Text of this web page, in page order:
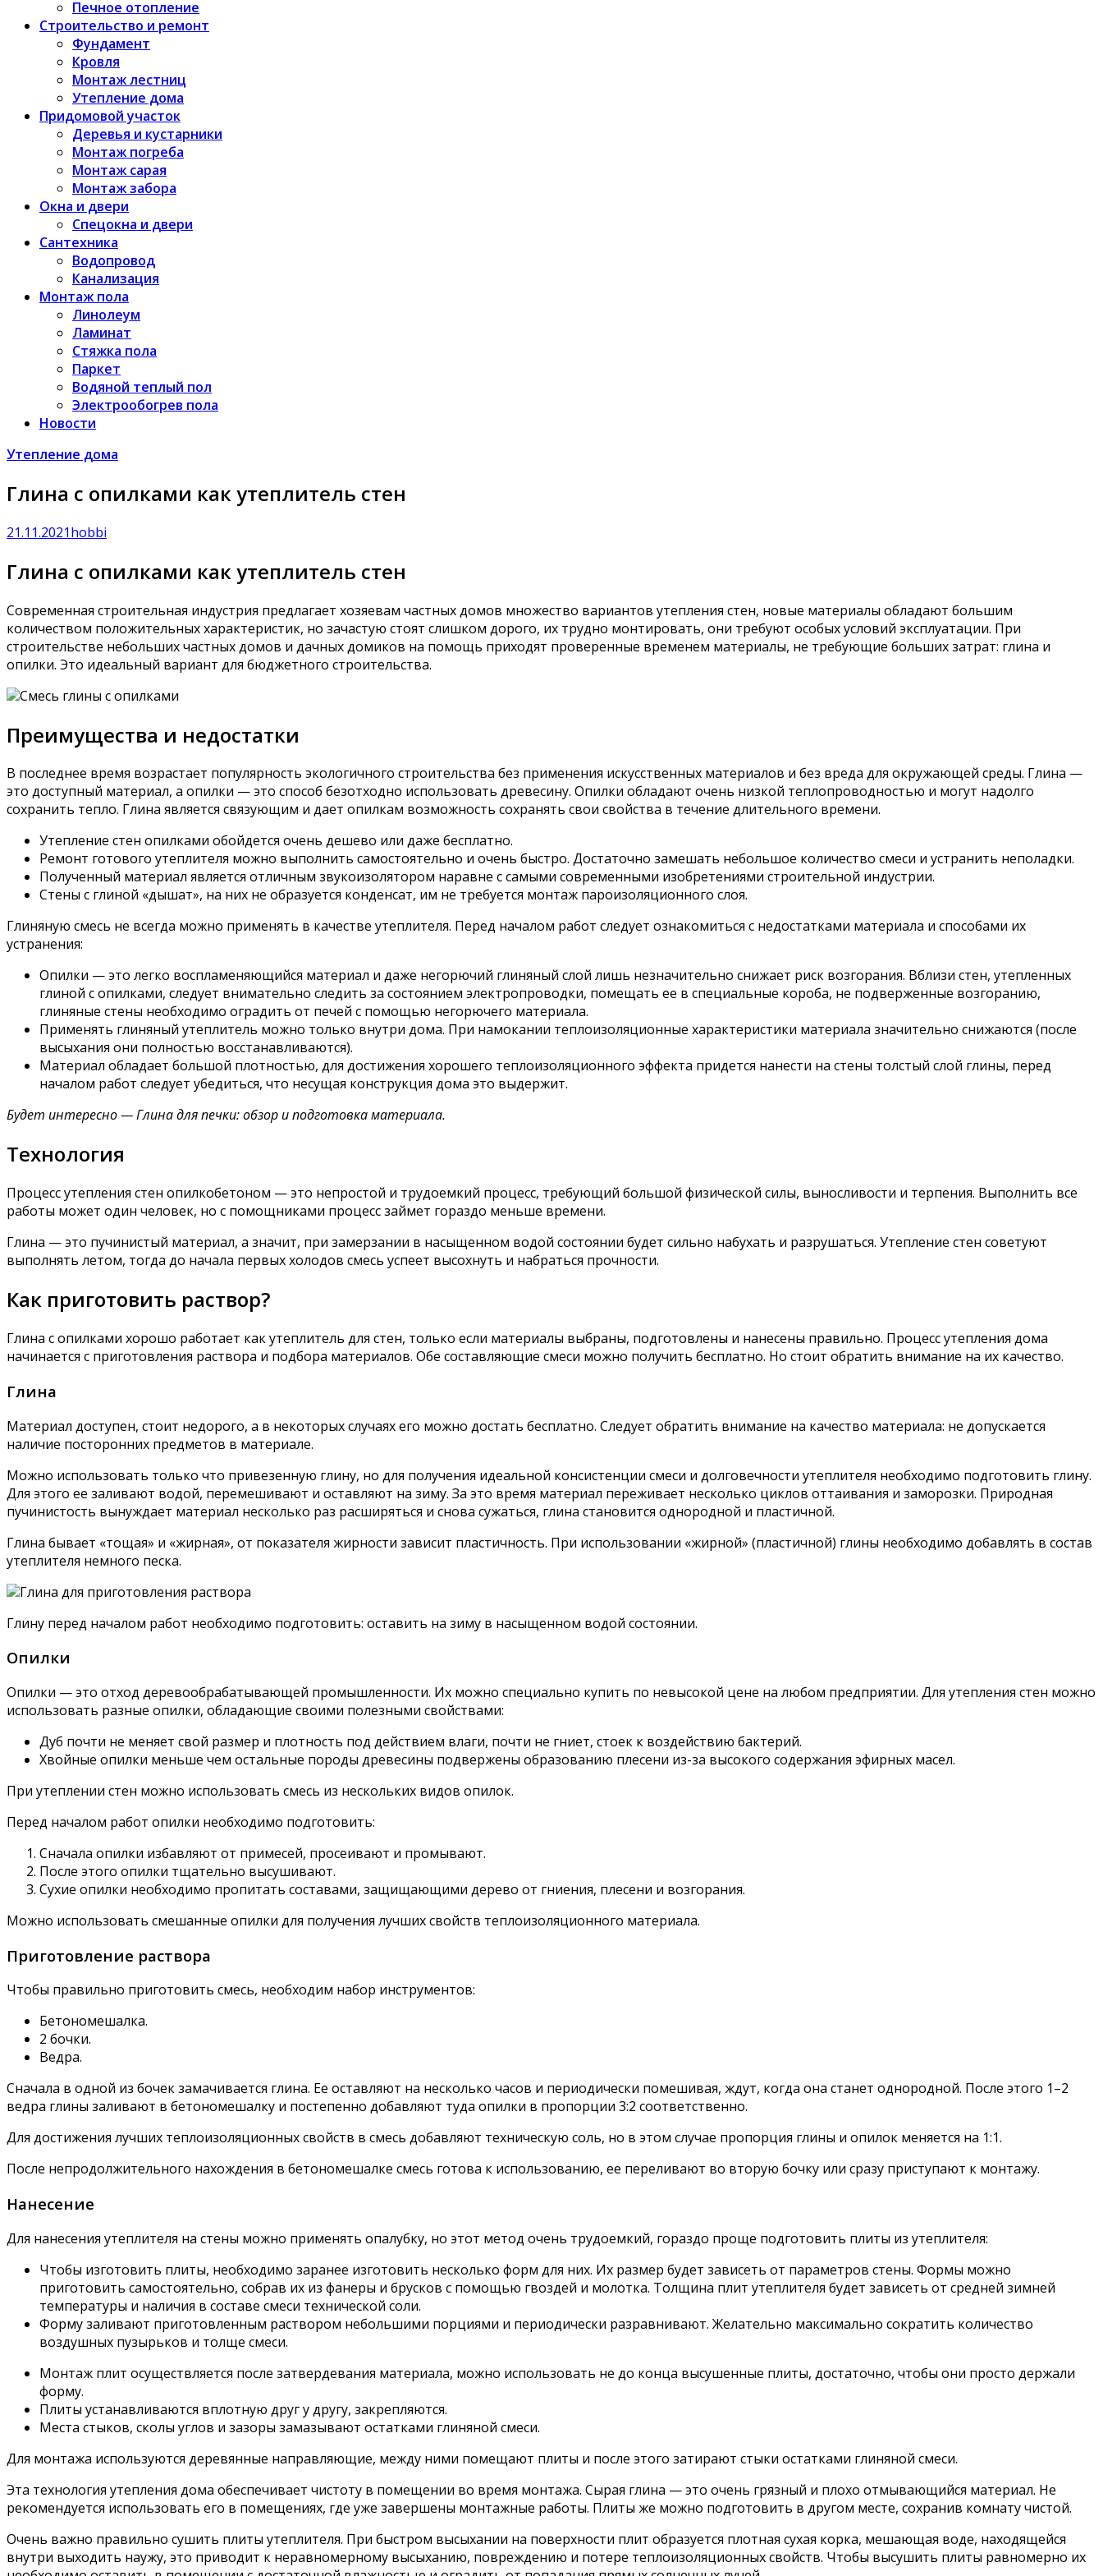
Печное отопление
Строительство и ремонт
Фундамент
Кровля
Монтаж лестниц
Утепление дома
Придомовой участок
Деревья и кустарники
Монтаж погреба
Монтаж сарая
Монтаж забора
Окна и двери
Спецокна и двери
Сантехника
Водопровод
Канализация
Монтаж пола
Линолеум
Ламинат
Стяжка пола
Паркет
Водяной теплый пол
Электрообогрев пола
Новости
Утепление дома
Глина с опилками как утеплитель стен
21.11.2021hobbi
Глина с опилками как утеплитель стен
Современная строительная индустрия предлагает хозяевам частных домов множество вариантов утепления стен, новые материалы обладают большим
количеством положительных характеристик, но зачастую стоят слишком дорого, их трудно монтировать, они требуют особых условий эксплуатации. При
строительстве небольших частных домов и дачных домиков на помощь приходят проверенные временем материалы, не требующие больших затрат: глина и
опилки. Это идеальный вариант для бюджетного строительства.
Смесь глины с опилками
Преимущества и недостатки
В последнее время возрастает популярность экологичного строительства без применения искусственных материалов и без вреда для окружающей среды. Глина —
это доступный материал, а опилки — это способ безотходно использовать древесину. Опилки обладают очень низкой теплопроводностью и могут надолго
сохранить тепло. Глина является связующим и дает опилкам возможность сохранять свои свойства в течение длительного времени.
Утепление стен опилками обойдется очень дешево или даже бесплатно.
Ремонт готового утеплителя можно выполнить самостоятельно и очень быстро. Достаточно замешать небольшое количество смеси и устранить неполадки.
Полученный материал является отличным звукоизолятором наравне с самыми современными изобретениями строительной индустрии.
Стены с глиной «дышат», на них не образуется конденсат, им не требуется монтаж пароизоляционного слоя.
Глиняную смесь не всегда можно применять в качестве утеплителя. Перед началом работ следует ознакомиться с недостатками материала и способами их
устранения:
Опилки — это легко воспламеняющийся материал и даже негорючий глиняный слой лишь незначительно снижает риск возгорания. Вблизи стен, утепленных
глиной с опилками, следует внимательно следить за состоянием электропроводки, помещать ее в специальные короба, не подверженные возгоранию,
глиняные стены необходимо оградить от печей с помощью негорючего материала.
Применять глиняный утеплитель можно только внутри дома. При намокании теплоизоляционные характеристики материала значительно снижаются (после
высыхания они полностью восстанавливаются).
Материал обладает большой плотностью, для достижения хорошего теплоизоляционного эффекта придется нанести на стены толстый слой глины, перед
началом работ следует убедиться, что несущая конструкция дома это выдержит.
Будет интересно — Глина для печки: обзор и подготовка материала.
Технология
Процесс утепления стен опилкобетоном — это непростой и трудоемкий процесс, требующий большой физической силы, выносливости и терпения. Выполнить все
работы может один человек, но с помощниками процесс займет гораздо меньше времени.
Глина — это пучинистый материал, а значит, при замерзании в насыщенном водой состоянии будет сильно набухать и разрушаться. Утепление стен советуют
выполнять летом, тогда до начала первых холодов смесь успеет высохнуть и набраться прочности.
Как приготовить раствор?
Глина с опилками хорошо работает как утеплитель для стен, только если материалы выбраны, подготовлены и нанесены правильно. Процесс утепления дома
начинается с приготовления раствора и подбора материалов. Обе составляющие смеси можно получить бесплатно. Но стоит обратить внимание на их качество.
Глина
Материал доступен, стоит недорого, а в некоторых случаях его можно достать бесплатно. Следует обратить внимание на качество материала: не допускается
наличие посторонних предметов в материале.
Можно использовать только что привезенную глину, но для получения идеальной консистенции смеси и долговечности утеплителя необходимо подготовить глину.
Для этого ее заливают водой, перемешивают и оставляют на зиму. За это время материал переживает несколько циклов оттаивания и заморозки. Природная
пучинистость вынуждает материал несколько раз расширяться и снова сужаться, глина становится однородной и пластичной.
Глина бывает «тощая» и «жирная», от показателя жирности зависит пластичность. При использовании «жирной» (пластичной) глины необходимо добавлять в состав
утеплителя немного песка.
Глина для приготовления раствора
Глину перед началом работ необходимо подготовить: оставить на зиму в насыщенном водой состоянии.
Опилки
Опилки — это отход деревообрабатывающей промышленности. Их можно специально купить по невысокой цене на любом предприятии. Для утепления стен можно
использовать разные опилки, обладающие своими полезными свойствами:
Дуб почти не меняет свой размер и плотность под действием влаги, почти не гниет, стоек к воздействию бактерий.
Хвойные опилки меньше чем остальные породы древесины подвержены образованию плесени из-за высокого содержания эфирных масел.
При утеплении стен можно использовать смесь из нескольких видов опилок.
Перед началом работ опилки необходимо подготовить:
Сначала опилки избавляют от примесей, просеивают и промывают.
После этого опилки тщательно высушивают.
Сухие опилки необходимо пропитать составами, защищающими дерево от гниения, плесени и возгорания.
Можно использовать смешанные опилки для получения лучших свойств теплоизоляционного материала.
Приготовление раствора
Чтобы правильно приготовить смесь, необходим набор инструментов:
Бетономешалка.
2 бочки.
Ведра.
Сначала в одной из бочек замачивается глина. Ее оставляют на несколько часов и периодически помешивая, ждут, когда она станет однородной. После этого 1–2
ведра глины заливают в бетономешалку и постепенно добавляют туда опилки в пропорции 3:2 соответственно.
Для достижения лучших теплоизоляционных свойств в смесь добавляют техническую соль, но в этом случае пропорция глины и опилок меняется на 1:1.
После непродолжительного нахождения в бетономешалке смесь готова к использованию, ее переливают во вторую бочку или сразу приступают к монтажу.
Нанесение
Для нанесения утеплителя на стены можно применять опалубку, но этот метод очень трудоемкий, гораздо проще подготовить плиты из утеплителя:
Чтобы изготовить плиты, необходимо заранее изготовить несколько форм для них. Их размер будет зависеть от параметров стены. Формы можно
приготовить самостоятельно, собрав их из фанеры и брусков с помощью гвоздей и молотка. Толщина плит утеплителя будет зависеть от средней зимней
температуры и наличия в составе смеси технической соли.
Форму заливают приготовленным раствором небольшими порциями и периодически разравнивают. Желательно максимально сократить количество
воздушных пузырьков и толще смеси.
Монтаж плит осуществляется после затвердевания материала, можно использовать не до конца высушенные плиты, достаточно, чтобы они просто держали
форму.
Плиты устанавливаются вплотную друг у другу, закрепляются.
Места стыков, сколы углов и зазоры замазывают остатками глиняной смеси.
Для монтажа используются деревянные направляющие, между ними помещают плиты и после этого затирают стыки остатками глиняной смеси.
Эта технология утепления дома обеспечивает чистоту в помещении во время монтажа. Сырая глина — это очень грязный и плохо отмывающийся материал. Не
рекомендуется использовать его в помещениях, где уже завершены монтажные работы. Плиты же можно подготовить в другом месте, сохранив комнату чистой.
Очень важно правильно сушить плиты утеплителя. При быстром высыхании на поверхности плит образуется плотная сухая корка, мешающая воде, находящейся
внутри выходить наужу, это приводит к неравномерному высыханию, повреждению и потере теплоизоляционных свойств. Чтобы высушить плиты равномерно их